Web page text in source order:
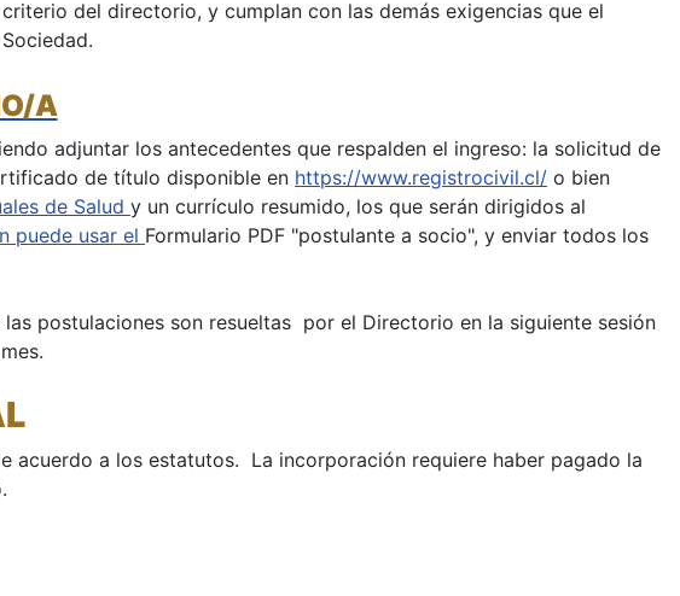
del directorio, y cumplan con las demás exigencias que el
A
adjuntar los antecedentes que respalden el ingreso: la solicitud de
de título disponible en https://www.registrocivil.cl/ o bien
de Salud y un currículo resumido, los que serán dirigidos al
puede usar el Formulario PDF "postulante a socio", y enviar todos los
postulaciones son resueltas por el Directorio en la siguiente sesión
a los estatutos. La incorporación requiere haber pagado la